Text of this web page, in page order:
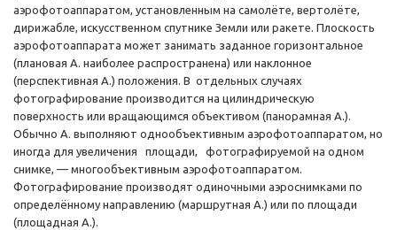
аэрофотоаппаратом, установленным на самолёте, вертолёте,
дирижабле, искусственном спутнике Земли или ракете. Плоскость
аэрофотоаппарата может занимать заданное горизонтальное
(плановая А. наиболее распространена) или наклонное
(перспективная А.) положения. В отдельных случаях
фотографирование производится на цилиндрическую
поверхность или вращающимся объективом (панорамная А.).
Обычно А. выполняют однообъективным аэрофотоаппаратом, но
иногда для увеличения площади, фотографируемой на одном
снимке, — многообъективным аэрофотоаппаратом.
Фотографирование производят одиночными аэроснимками по
определённому направлению (маршрутная А.) или по площади
(площадная А.).